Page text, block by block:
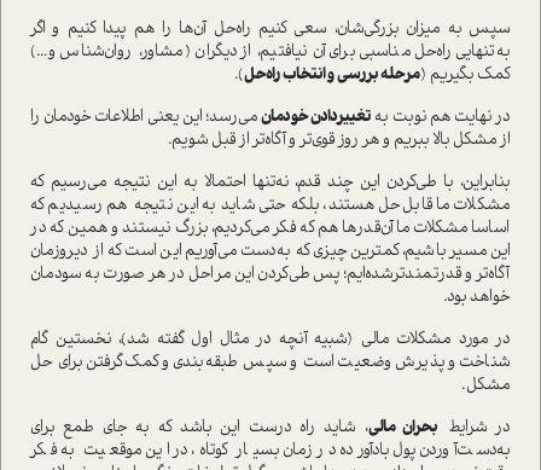
سپس به میزان بزرگی‌شان، سعی کنیم راه‌حل آن‌ها را هم پیدا کنیم و اگر
به‌تنهایی راه‌حل مناسبی برای آن نیافتیم، از دیگران (مشاور، روان‌شناس و...)
کمک بگیریم (مرحله بررسی و انتخاب راه‌حل).
در نهایت هم نوبت به تغییر‌دادن خودمانمی‌رسد؛ این یعنی اطلاعات خودمان را
از مشکل بالا ببریم و هر روز قوی‌تر و آگاه‌تر از قبل شویم.
بنابراین، با طی‌کردن این چند قدم، نه‌تنها احتمالا به این نتیجه می‌رسیم که
مشکلات ما قابل‌حل هستند، بلکه حتی شاید به این نتیجه هم رسیدیم که
اساسا مشکلات ما آن‌قدرها هم که فکر می‌کردیم، بزرگ نیستند و همین که در
این مسیر باشیم، کمترین چیزی که به‌دست می‌آوریم این است که از دیروزمان
آگاه‌تر و قدرتمندترشده‌ایم؛ پس طی‌کردن این مراحل در هر صورت به سودمان
خواهد بود.
در مورد مشکلات مالی (‌شبیه آنچه در مثال اول گفته شد)، نخستین گام
شناخت و پذیرش وضعیت است و سپس طبقه‌بندی و کمک‌گرفتن برای حل
مشکل.
در شرایط بحران مالی، شاید راه درست این باشد که به جای طمع برای
به‌دست‌آوردن پول باد‌آورده در زمان بسیار کوتاه، در این موقعیت به فکر